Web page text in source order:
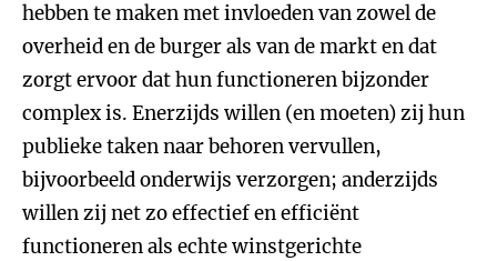
hebben te maken met invloeden van zowel de
overheid en de burger als van de markt en dat
zorgt ervoor dat hun functioneren bijzonder
complex is. Enerzijds willen (en moeten) zij hun
publieke taken naar behoren vervullen,
bijvoorbeeld onderwijs verzorgen; anderzijds
willen zij net zo effectief en efficiënt
functioneren als echte winstgerichte